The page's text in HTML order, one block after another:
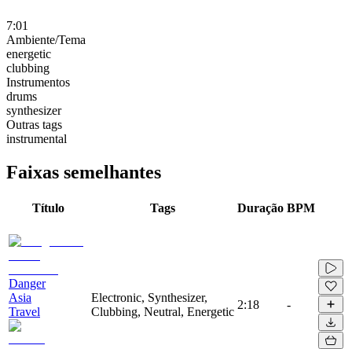
7:01
Ambiente/Tema
energetic
clubbing
Instrumentos
drums
synthesizer
Outras tags
instrumental
Faixas semelhantes
Título Tags Duração BPM
Danger
Asia
Travel
Electronic, Synthesizer,
Clubbing, Neutral, Energetic
2:18 -